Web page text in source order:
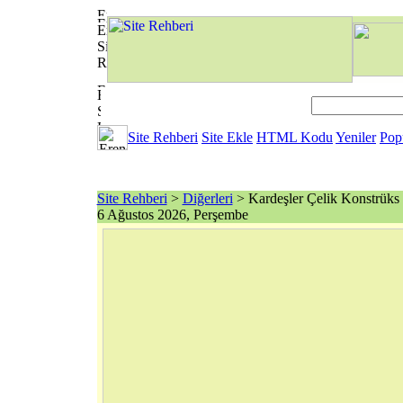
Site Rehberi Site Ekle HTML Kodu Yeniler
Site Rehberi > Diğerleri > Kardeşler Çelik Konstrüks
6 Ağustos 2026, Perşembe